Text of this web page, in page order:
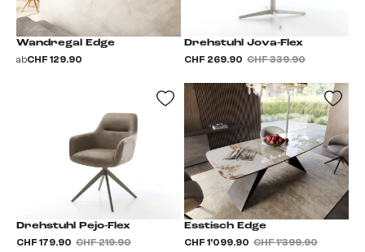
Wandregal Edge
abCHF 129.90
Drehstuhl Jova-Flex
CHF 269.90 CHF 339.90
Drehstuhl Pejo-Flex
CHF 179.90 CHF 219.90
Esstisch Edge
CHF 1’099.90 CHF 1’399.90